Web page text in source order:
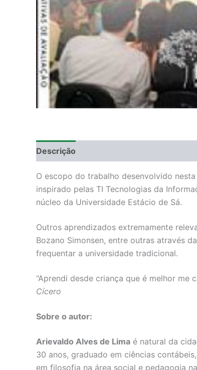
Descrição
O escopo do trabalho desenvolvido
inspirado pelas TI Tecnologias da
núcleo da Universidade Estácio de Sá.
Outros aprendizados extremamente
Bozano Simonsen, entre outras através
frequentar a universidade tradicional.
“Aprendi desde criança que é melhor me
Cícero
Sobre o autor:
Arievaldo Alves de Lima é natural da
30 anos, graduado em ciências
em filosofia na área social e pedagogia